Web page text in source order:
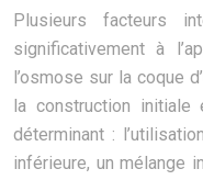
Plusieurs facteurs
significativement à
l’osmose sur la coque
la construction
déterminant :
inférieure, un mélange